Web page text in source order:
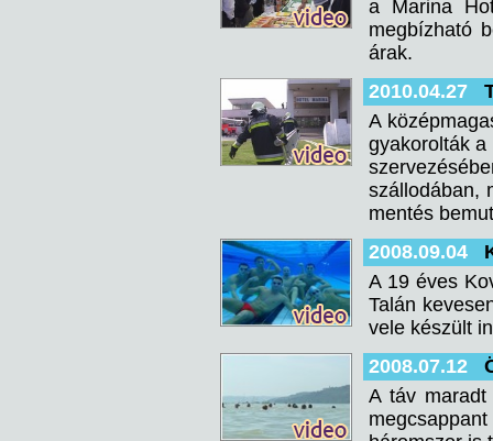
a Marina
megbízható
árak.
2010.04.27
A
gyakorolták
szállodában,
mentés
2008.09.04
A 19 éves
Talán
vele készült
2008.07.12
A táv